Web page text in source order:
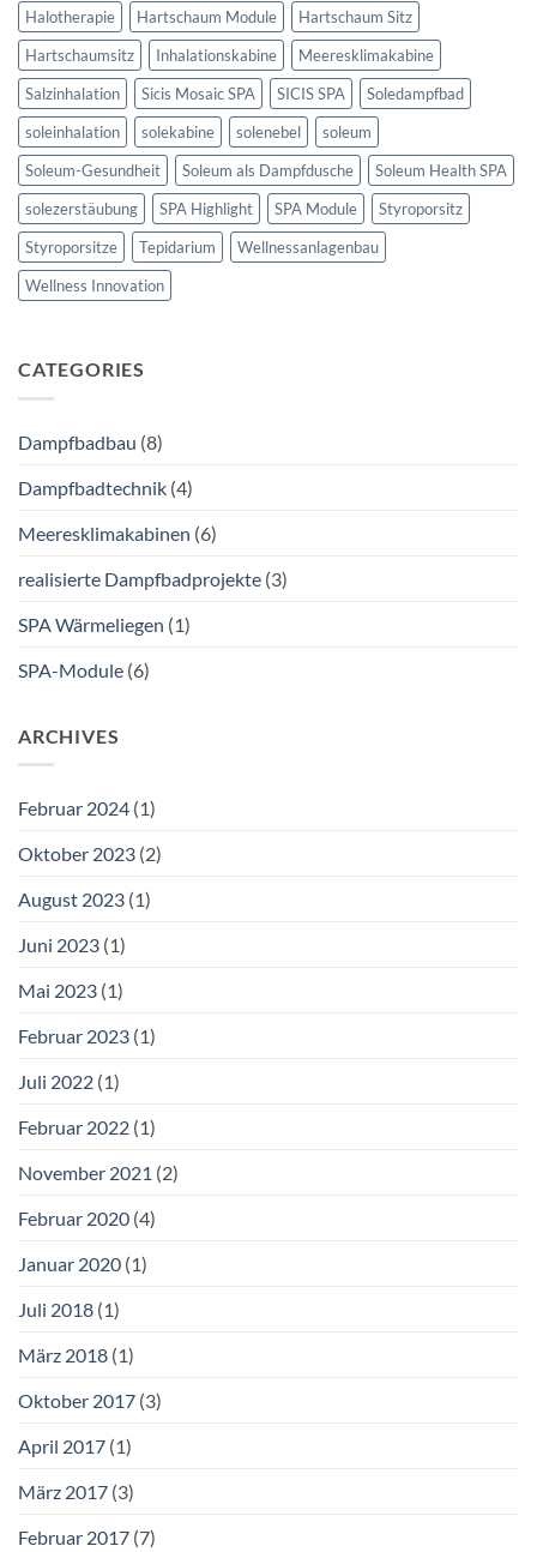
Halotherapie Hartschaum Module
Hartschaum Sitz
Hartschaumsitz
Inhalationskabine
Meeresklimakabine
Salzinhalation
Sicis Mosaic SPA SICIS SPA
Soledampfbad
soleinhalation
solekabine solenebel
soleum
Soleum-Gesundheit
Soleum als Dampfdusche
Soleum Health SPA
solezerstäubung
SPA Highlight SPA Module
Styroporsitz
Styroporsitze
Tepidarium
Wellnessanlagenbau
Wellness Innovation
CATEGORIES
Dampfbadbau (8)
Dampfbadtechnik (4)
Meeresklimakabinen (6)
realisierte Dampfbadprojekte (3)
SPA Wärmeliegen (1)
SPA-Module (6)
ARCHIVES
Februar 2024 (1)
Oktober 2023 (2)
August 2023 (1)
Juni 2023 (1)
Mai 2023 (1)
Februar 2023 (1)
Juli 2022 (1)
Februar 2022 (1)
November 2021 (2)
Februar 2020 (4)
Januar 2020 (1)
Juli 2018 (1)
März 2018 (1)
Oktober 2017 (3)
April 2017 (1)
März 2017 (3)
Februar 2017 (7)